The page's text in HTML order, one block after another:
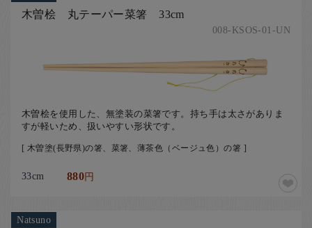
木曽桧 丸テーパー菜箸 33cm
008-KSOS-01-UN
木曽桧を使用した、無塗装の菜箸です。持ち手は太さがありま
すが軽いため、扱いやすい形状です。
[ 木曽塗(長野県)の箸、菜箸、薄茶色（ベージュ色）の箸 ]
33cm 880円
Natsuno